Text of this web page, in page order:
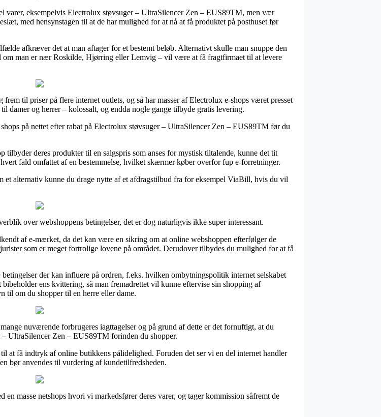
varer, eksempelvis Electrolux støvsuger – UltraSilencer Zen – EUS89TM, men vær
med hensynstagen til at de har mulighed for at nå at få produktet på posthuset før
afkræver det at man aftager for et bestemt beløb. Alternativt skulle man snuppe den
man er nær Roskilde, Hjørring eller Lemvig – vil være at få fragtfirmaet til at levere
til priser på flere internet outlets, og så har masser af Electrolux e-shops været presset
damer og herrer – kolossalt, og endda nogle gange tilbyde gratis levering.
på nettet efter rabat på Electrolux støvsuger – UltraSilencer Zen – EUS89TM før du
deres produkter til en salgspris som anses for mystisk tiltalende, kunne det tit
fald omfattet af en bestemmelse, hvilket skærmer køber overfor fup e-forretninger.
alternativ kunne du drage nytte af et afdragstilbud fra for eksempel ViaBill, hvis du vil
over webshoppens betingelser, det er dog naturligvis ikke super interessant.
af e-mærket, da det kan være en sikring om at online webshoppen efterfølger de
som er meget fortrolige lovene på området. Derudover tilbydes du mulighed for at få
der kan influere på ordren, f.eks. hvilken ombytningspolitik internet selskabet
ens kvittering, så man fremadrettet vil kunne eftervise sin shopping af
til om du shopper til en herre eller dame.
nuværende forbrugeres iagttagelser og på grund af dette er det fornuftigt, at du
UltraSilencer Zen – EUS89TM forinden du shopper.
at få indtryk af online butikkens pålidelighed. Foruden det ser vi en del internet handler
bør anvendes til vurdering af kundetilfredsheden.
masse netshops hvori vi markedsfører deres varer, og tager kommission såfremt de